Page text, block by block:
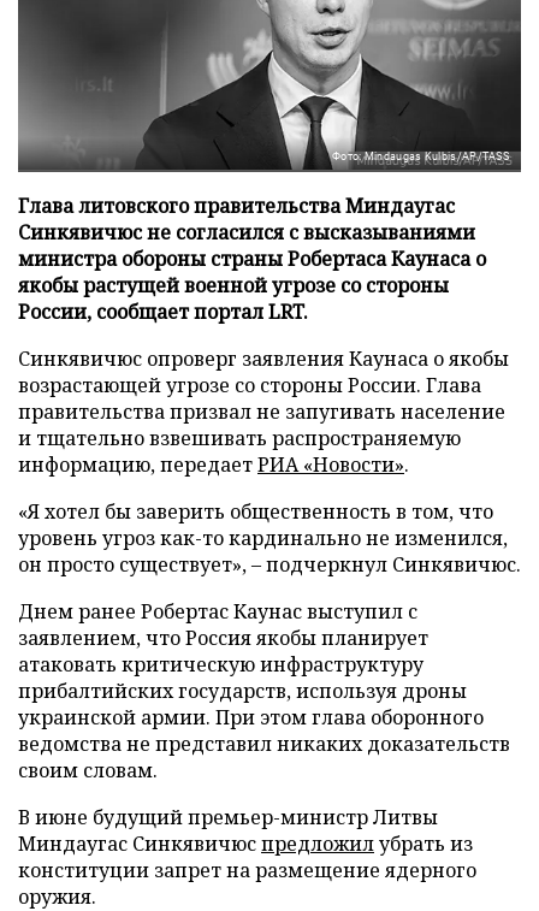
Фото: Mindaugas Kulbis/AP/TASS
Глава литовского правительства Миндаугас
Синкявичюс не согласился с высказываниями
министра обороны страны Робертаса Каунаса о
якобы растущей военной угрозе со стороны
России, сообщает портал LRT.
Синкявичюс опроверг заявления Каунаса о якобы
возрастающей угрозе со стороны России. Глава
правительства призвал не запугивать население
и тщательно взвешивать распространяемую
информацию, передаетРИА «Новости».
«Я хотел бы заверить общественность в том, что
уровень угроз как-то кардинально не изменился,
он просто существует», – подчеркнул Синкявичюс.
Днем ранее Робертас Каунас выступил с
заявлением, что Россия якобы планирует
атаковать критическую инфраструктуру
прибалтийских государств, используя дроны
украинской армии. При этом глава оборонного
ведомства не представил никаких доказательств
своим словам.
В июне будущий премьер-министр Литвы
Миндаугас Синкявичюспредложилубрать из
конституции запрет на размещение ядерного
оружия.